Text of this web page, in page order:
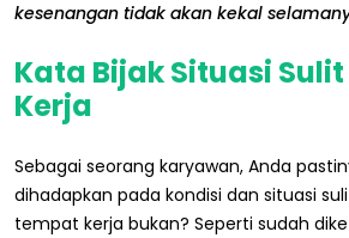
kesenangan tidak akan kekal
Kata Bijak Situasi
Kerja
Sebagai seorang karyawan, Anda
dihadapkan pada kondisi dan situasi
tempat kerja bukan? Seperti sudah